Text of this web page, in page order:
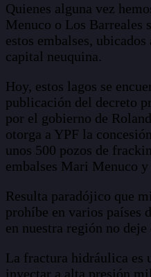
Quienes alguna vez
Menuco o Los Barreales
estos embalses,
capital neuquina.
Hoy, estos lagos se
publicación del decreto
por el gobierno de
otorga a YPF la
unos 500 pozos de
embalses Mari Menuco y
Resulta paradójico que
prohíbe en varios países
en nuestra región no deje
La fractura hidráulica es
inyectar a alta presión